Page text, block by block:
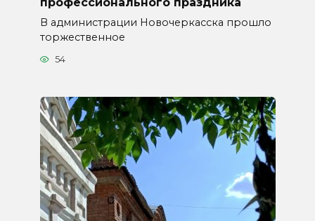
В администрации Новочеркасска прошло
торжественное
54